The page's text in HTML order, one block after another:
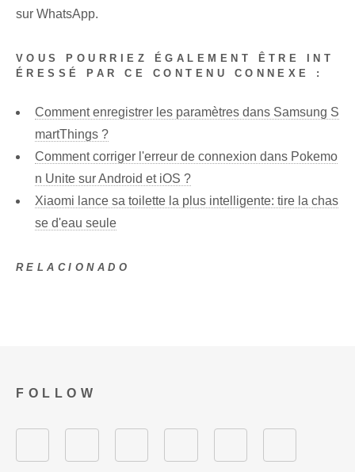
sur WhatsApp.
VOUS POURRIEZ ÉGALEMENT ÊTRE INT
ÉRESSÉ PAR CE CONTENU CONNEXE :
Comment enregistrer les paramètres dans Samsung S
martThings ?
Comment corriger l'erreur de connexion dans Pokemo
n Unite sur Android et iOS ?
Xiaomi lance sa toilette la plus intelligente: tire la chas
se d'eau seule
RELACIONADO
FOLLOW